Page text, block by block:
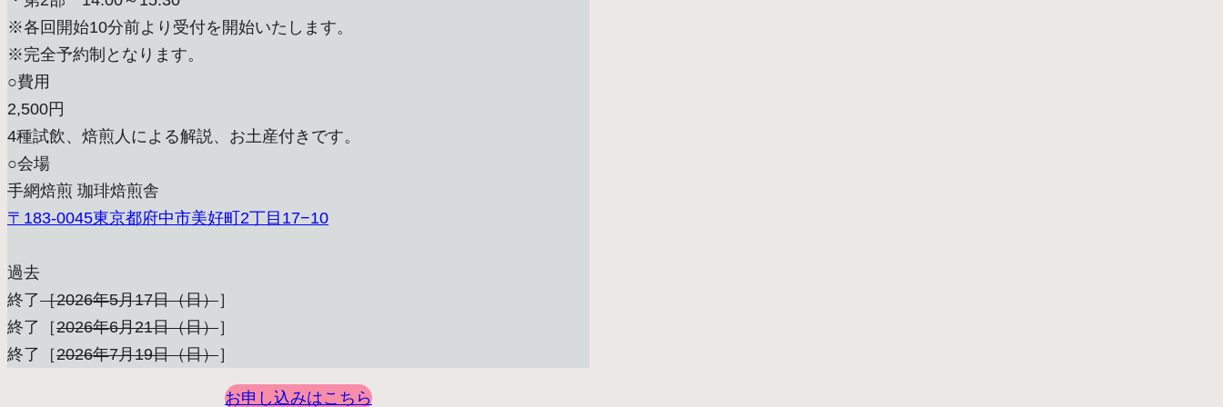
※各回開始10分前より受付を開始いたします。
※完全予約制となります。
○費用
2,500円
4種試飲、焙煎人による解説、お土産付きです。
○会場
手網焙煎 珈琲焙煎舎
〒183-0045東京都府中市美好町2丁目17−10
過去
終了［2026年5月17日（日）］
終了［2026年6月21日（日）］
終了［2026年7月19日（日）］
お申し込みはこちら